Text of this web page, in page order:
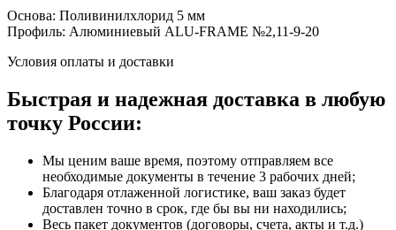
Основа: Поливинилхлорид 5 мм
Профиль: Алюминиевый ALU-FRAME №2,11-9-20
Условия оплаты и доставки
Быстрая и надежная доставка в любую
точку России:
Мы ценим ваше время, поэтому отправляем все
необходимые документы в течение 3 рабочих дней;
Благодаря отлаженной логистике, ваш заказ будет
доставлен точно в срок, где бы вы ни находились;
Весь пакет документов (договоры, счета, акты и т.д.)